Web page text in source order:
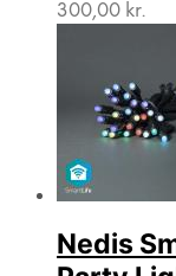
300,00 kr.
Nedis